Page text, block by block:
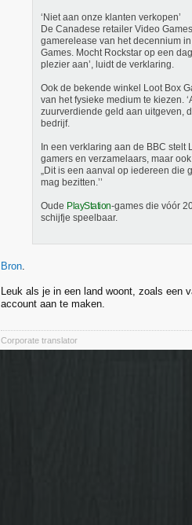
‘Niet aan onze klanten verkopen’
De Canadese retailer Video
gamerelease van het decennium
Games. Mocht Rockstar op een
plezier aan’, luidt de verklaring.
Ook de bekende winkel Loot Box
van het fysieke medium te kiezen.
zuurverdiende geld aan uitgeven,
bedrijf.
In een verklaring aan de BBC stelt
gamers en verzamelaars, maar
„Dit is een aanval op iedereen die
mag bezitten.’’
Oude PlayStation-games die vóór
schijfje speelbaar.
Bron.
Leuk als je in een land woont, zoals een
account aan te maken.
Corporate translator